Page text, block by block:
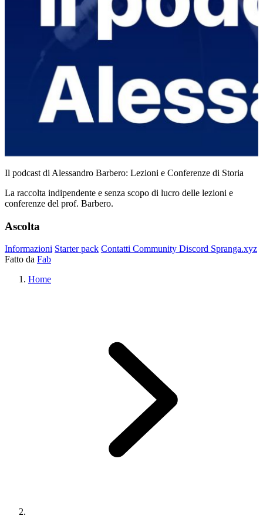
Il podcast di Alessandro Barbero: Lezioni e Conferenze di Storia
La raccolta indipendente e senza scopo di lucro delle lezioni e
conferenze del prof. Barbero.
Ascolta
Informazioni Starter pack Contatti Community Discord Spranga.xyz
Fatto da Fab
Home